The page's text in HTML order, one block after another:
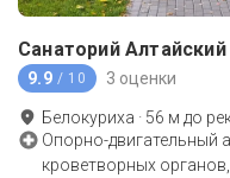
Санаторий
9.9 / 10 3 оценки
Белокуриха · 56 м до
Опорно-двигательный
кроветворных